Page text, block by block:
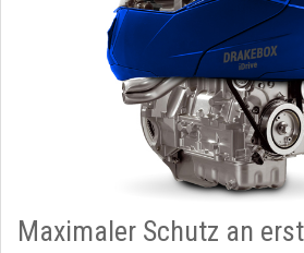
Maximaler Schutz an